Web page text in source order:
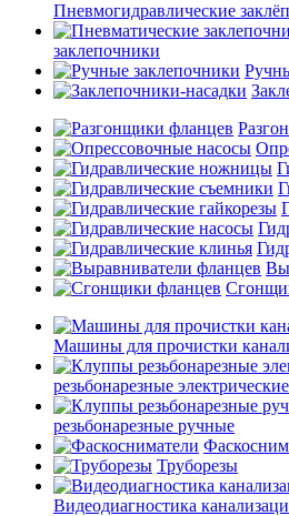
Пневмогидравлические
заклепочники
Машины для прочистки
резьбонарезные электрические
резьбонарезные ручные
Труборезы
Видеодиагностика